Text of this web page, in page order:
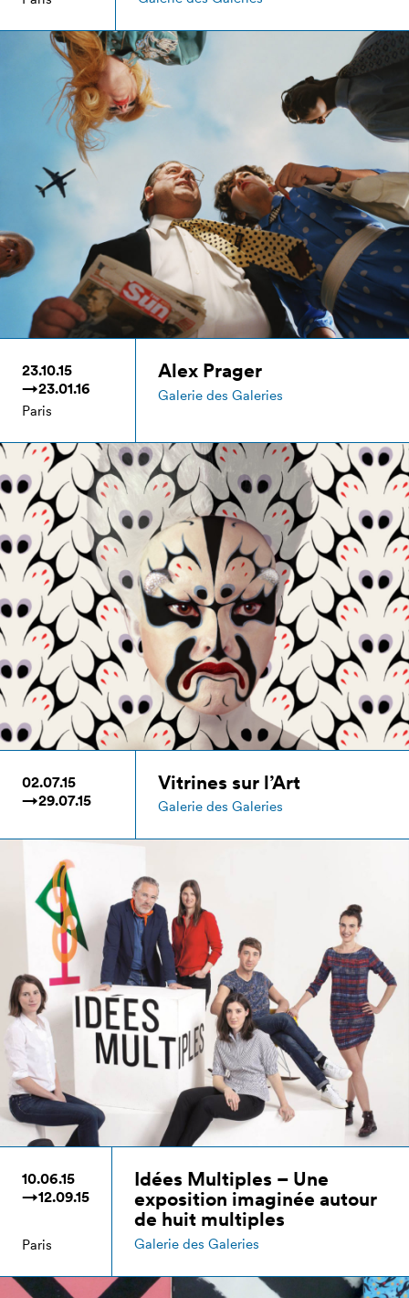
23.10.15
→23.01.16
Paris
Alex Prager
Galerie des Galeries
02.07.15
→29.07.15
Vitrines sur l’Art
Galerie des Galeries
10.06.15
→12.09.15
Paris
Idées Multiples – Une
exposition imaginée autour
de huit multiples
Galerie des Galeries